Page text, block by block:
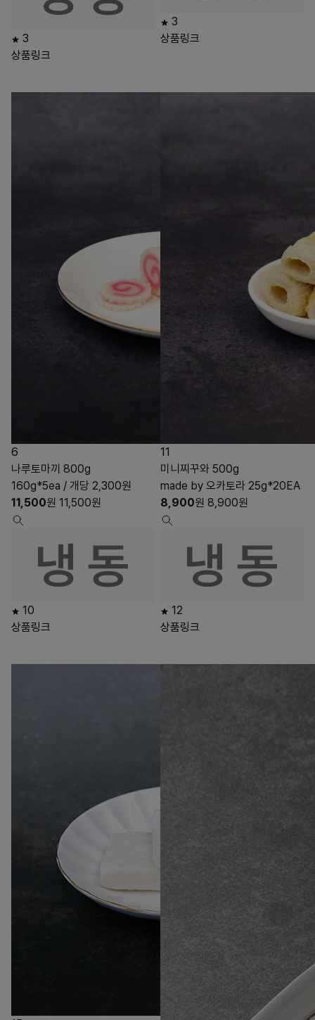
3
상품링크
3
상품링크
6
나루토마끼 800g
160g*5ea / 개당 2,300원
11,500원 11,500원
10
상품링크
11
미니찌꾸와 500g
made by 오카토라 25g*20EA
8,900원 8,900원
12
상품링크